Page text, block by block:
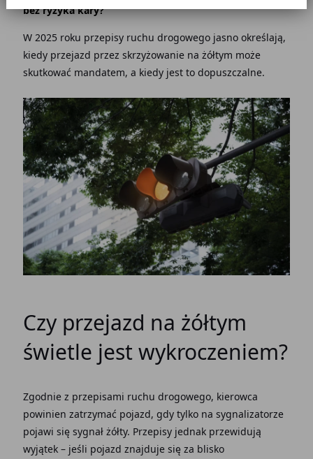
bez ryzyka kary?
W 2025 roku przepisy ruchu drogowego jasno określają,
kiedy przejazd przez skrzyżowanie na żółtym może
skutkować mandatem, a kiedy jest to dopuszczalne.
Czy przejazd na żółtym
świetle jest wykroczeniem?
Zgodnie z przepisami ruchu drogowego, kierowca
powinien zatrzymać pojazd, gdy tylko na sygnalizatorze
pojawi się sygnał żółty. Przepisy jednak przewidują
wyjątek – jeśli pojazd znajduje się za blisko
nasi partnerzy. Szczegółowe informacje na temat
oraz przetwarzania Twoich danych osobowych, w tym
dotyczące Twoich uprawnień, zawarte są w naszej
Polityce prywatności.